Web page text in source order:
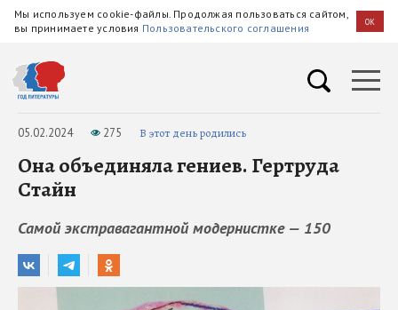
Мы используем cookie-файлы. Продолжая пользоваться сайтом,
вы принимаете условия Пользовательского соглашения OK
05.02.2024 275 В этот день родились
Она объединяла гениев. Гертруда
Стайн
Самой экстравагантной модернистке — 150